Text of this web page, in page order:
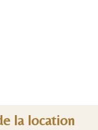
la location